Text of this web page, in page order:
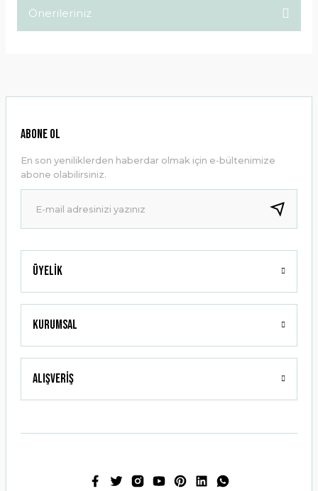
Önerileriniz
Ürün resmi kalitesiz, bozuk veya görüntülenemiyor.
Ürün bilgilerinde hatalar bulunuyor.
Ürün fiyatı diğer sitelerden daha pahalı.
Bu ürüne benzer farklı alternatifler olmalı.
Gönder
Üyelik
Kurumsal
Alışveriş
ABONE OL
En son yeniliklerden haberdar olmak için e-bültenimize
abone olabilirsiniz.